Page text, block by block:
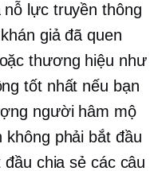
lực truyền thông
giả đã quen
thương hiệu như
tốt nhất nếu bạn
người hâm mộ
không phải bắt đầu
chia sẻ các câu